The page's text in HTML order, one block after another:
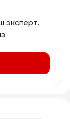
эксперт,